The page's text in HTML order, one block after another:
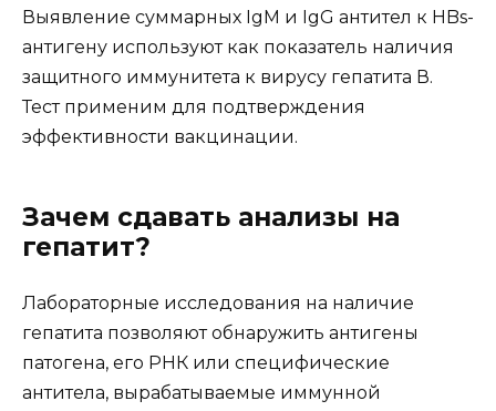
Выявление суммарных IgM и IgG антител к HBs-
антигену используют как показатель наличия
защитного иммунитета к вирусу гепатита В.
Тест применим для подтверждения
эффективности вакцинации.
Зачем сдавать анализы на
гепатит?
Лабораторные исследования на наличие
гепатита позволяют обнаружить антигены
патогена, его РНК или специфические
антитела, вырабатываемые иммунной